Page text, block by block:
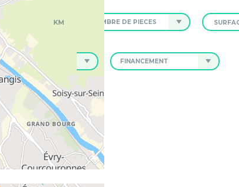
KM NOMBRE DE PIÈCES
ANCIEN FINANCEMENT